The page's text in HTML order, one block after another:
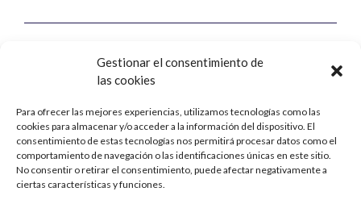
Gestionar el consentimiento de
las cookies
Para ofrecer las mejores experiencias, utilizamos tecnologías como las
cookies para almacenar y/o acceder a la información del dispositivo. El
consentimiento de estas tecnologías nos permitirá procesar datos como el
comportamiento de navegación o las identificaciones únicas en este sitio.
No consentir o retirar el consentimiento, puede afectar negativamente a
ciertas características y funciones.
Corte Civil y Mercantil de Arbitraje
28001 – Madrid
Contacto
+34 914 31 76 90